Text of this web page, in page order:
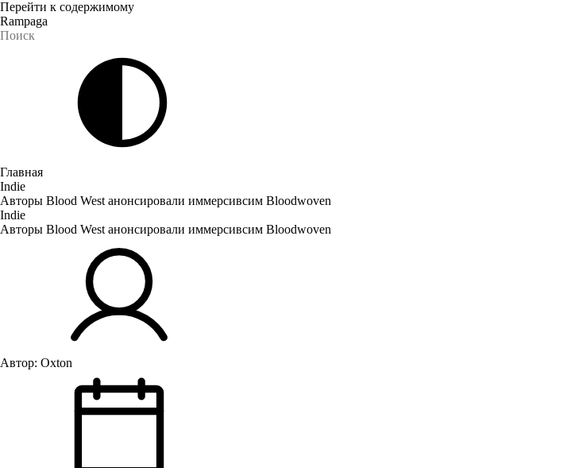
Перейти к содержимому
Rampaga
Главная
Indie
Авторы Blood West анонсировали иммерсивсим Bloodwoven
Indie
Авторы Blood West анонсировали иммерсивсим Bloodwoven
Автор: Oxton